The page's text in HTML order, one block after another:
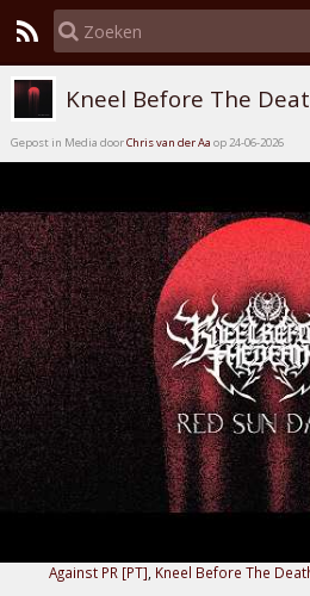
Kneel Before The
Gepost in Media doorChris van der Aa op 24-06-2026
Against PR [PT] Kneel Before The